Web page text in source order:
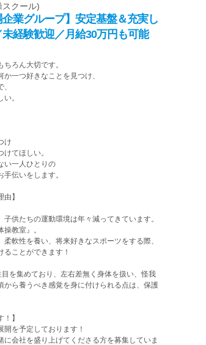
クール)
企業グループ】安定基盤＆充実し
経験歓迎／月給30万円も可能
ろん大切です。
一つ好きなことを見つけ、
。
け
けてほしい。
い一人ひとりの
手伝いをします。
】
供たちの運動環境は年々減ってきています。
教室』。
軟性を養い、将来好きなスポーツをする際、
ことができます！
を集めており、左右差無く身体を扱い、怪我
から養うべき感覚を身に付けられる点は、保護
】
を予定しております！
に会社を盛り上げてくださる方を募集していま